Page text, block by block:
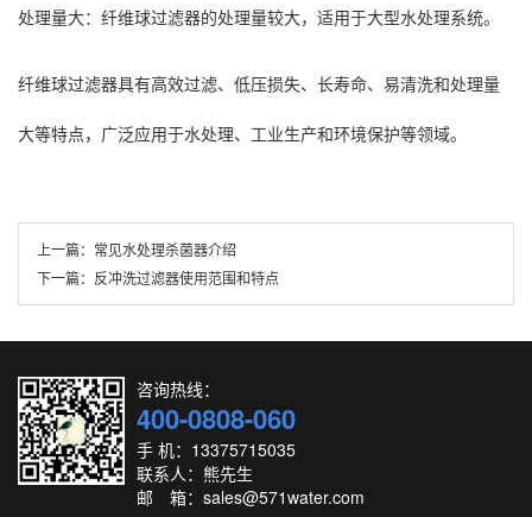
处理量大：纤维球过滤器的处理量较大，适用于大型水处理系统。
纤维球过滤器具有高效过滤、低压损失、长寿命、易清洗和处理量
大等特点，广泛应用于水处理、工业生产和环境保护等领域。
上一篇： 常见水处理杀菌器介绍
下一篇： 反冲洗过滤器使用范围和特点
咨询热线：
400-0808-060
手 机：13375715035
联系人：熊先生
邮 箱：sales@571water.com